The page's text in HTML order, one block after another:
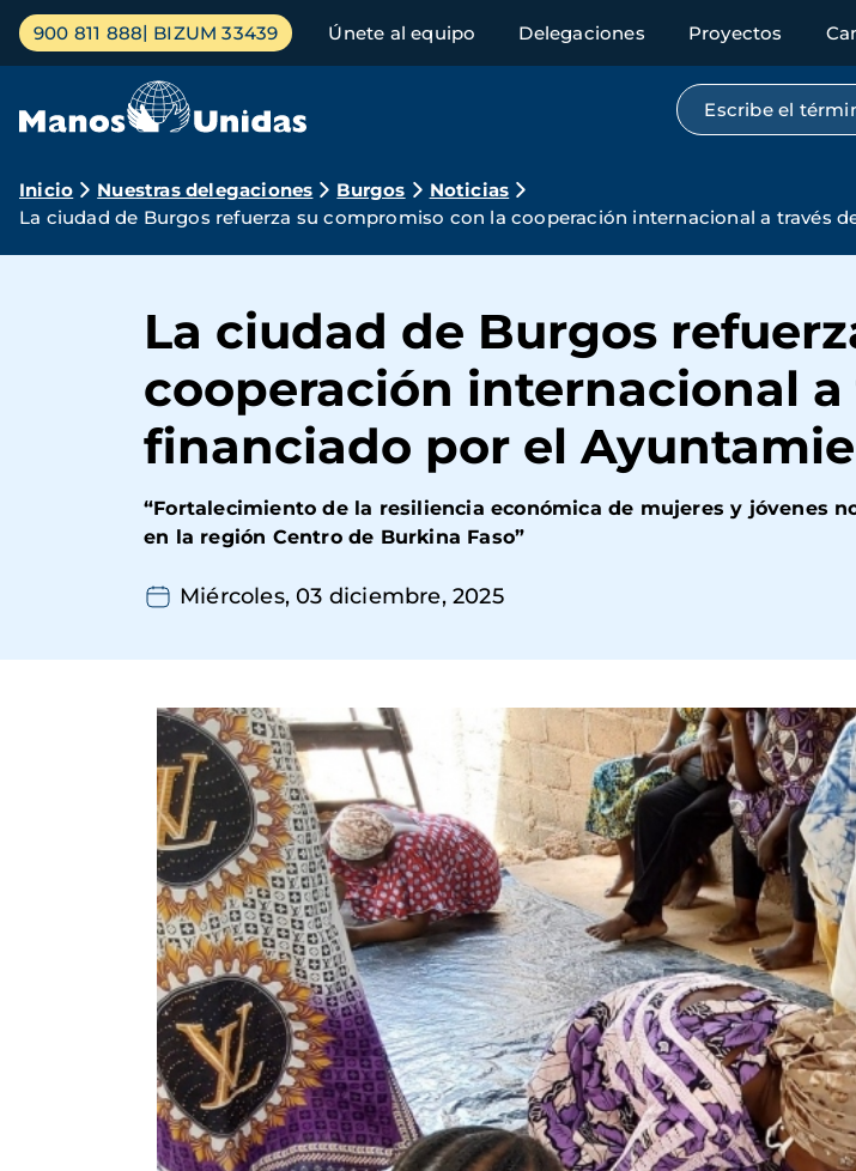
Pasar
contenido
Menú
principal
900 811 888 BIZUM 33439 Únete al equipo Delegaciones Proyectos
Búsqueda por
Ruta
de
navegación
Inicio Nuestras delegaciones Burgos
Noticias
La ciudad de Burgos refuerza su compromiso con la cooperación internacional a través
La ciudad de Burgos
cooperación internacional
financiado por el
“Fortalecimiento de la resiliencia económica de mujeres y jóvenes
en la región Centro de Burkina Faso”
Miércoles, 03 diciembre, 2025